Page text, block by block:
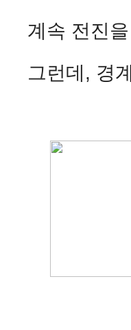
계속 전진
그런데, 경
사진